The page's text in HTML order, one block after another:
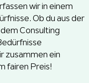
wir in einem
Ob du aus der
Consulting
zusammen ein
fairen Preis!